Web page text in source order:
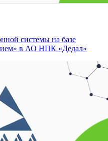
системы на базе
в АО НПК «Дедал»